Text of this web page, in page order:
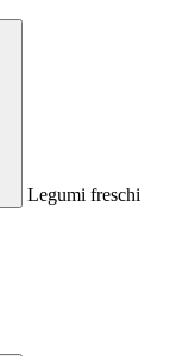
Legumi freschi